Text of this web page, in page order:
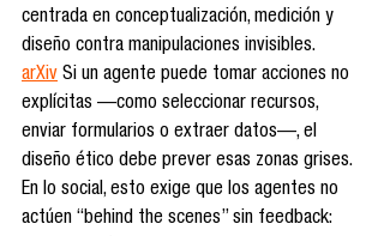
centrada en conceptualización, medición y
diseño contra manipulaciones invisibles.
arXiv Si un agente puede tomar acciones no
explícitas —como seleccionar recursos,
enviar formularios o extraer datos—, el
diseño ético debe prever esas zonas grises.
En lo social, esto exige que los agentes no
actúen “behind the scenes” sin feedback: